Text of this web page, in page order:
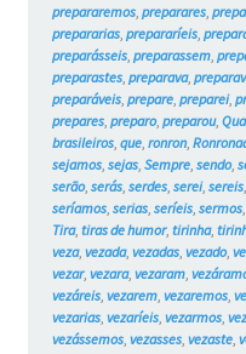
prepararemos, preparares,
prepararias, prepararíeis,
preparásseis, preparassem,
preparastes, preparava,
preparáveis, prepare, preparei,
prepares, preparo, preparou,
brasileiros, que, ronron,
sejamos, sejas, Sempre, sendo,
serão, serás, serdes, serei, sereis,
seríamos, serias, seríeis, sermos,
Tira, tiras de humor, tirinha,
veza, vezada, vezadas, vezado,
vezar, vezara, vezaram,
vezáreis, vezarem, vezaremos,
vezarias, vezaríeis, vezarmos,
vezássemos, vezasses, vezaste,